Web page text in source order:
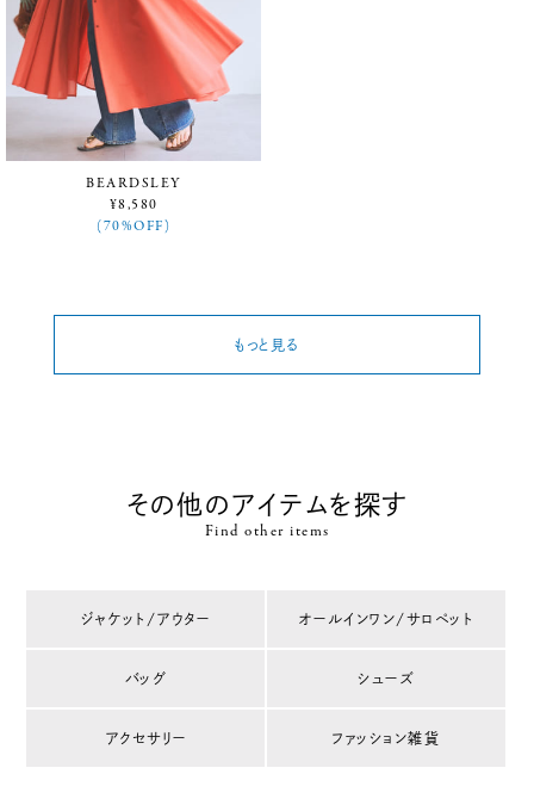
BEARDSLEY
¥8,580
(70%OFF)
もっと見る
その他のアイテムを探す
Find other items
ジャケット/アウター オールインワン/サロペット
バッグ シューズ
アクセサリー ファッション雑貨